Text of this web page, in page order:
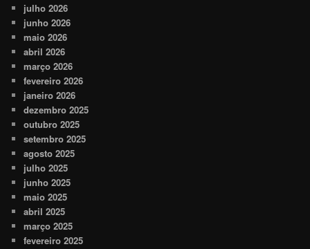
julho 2026
junho 2026
maio 2026
abril 2026
março 2026
fevereiro 2026
janeiro 2026
dezembro 2025
outubro 2025
setembro 2025
agosto 2025
julho 2025
junho 2025
maio 2025
abril 2025
março 2025
fevereiro 2025